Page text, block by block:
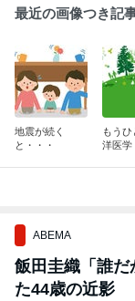
最近の画像つき記
地震が続く
と・・・
もう
洋医
ABEMA
飯田圭織「誰だ
た44歳の近影